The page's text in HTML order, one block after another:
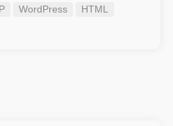
WordPress
HTML